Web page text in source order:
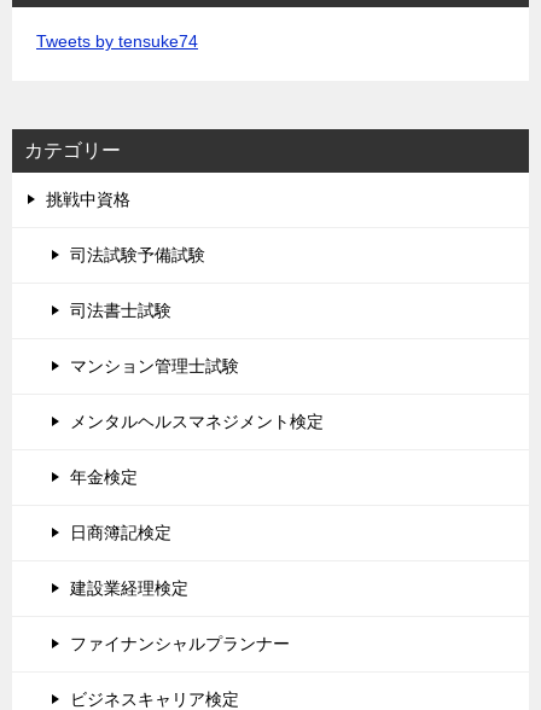
Tweets by tensuke74
カテゴリー
挑戦中資格
司法試験予備試験
司法書士試験
マンション管理士試験
メンタルヘルスマネジメント検定
年金検定
日商簿記検定
建設業経理検定
ファイナンシャルプランナー
ビジネスキャリア検定